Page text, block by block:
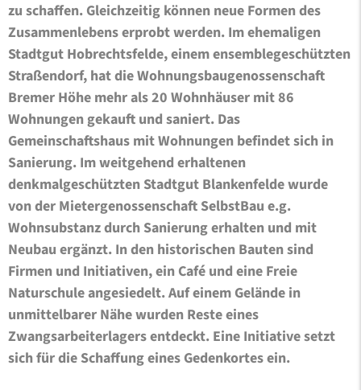
zu schaffen. Gleichzeitig können neue Formen des
Zusammenlebens erprobt werden. Im ehemaligen
Stadtgut Hobrechtsfelde, einem ensemblegeschützten
Straßendorf, hat die Wohnungsbaugenossenschaft
Bremer Höhe mehr als 20 Wohnhäuser mit 86
Wohnungen gekauft und saniert. Das
Gemeinschaftshaus mit Wohnungen befindet sich in
Sanierung. Im weitgehend erhaltenen
denkmalgeschützten Stadtgut Blankenfelde wurde
von der Mietergenossenschaft SelbstBau e.g.
Wohnsubstanz durch Sanierung erhalten und mit
Neubau ergänzt. In den historischen Bauten sind
Firmen und Initiativen, ein Café und eine Freie
Naturschule angesiedelt. Auf einem Gelände in
unmittelbarer Nähe wurden Reste eines
Zwangsarbeiterlagers entdeckt. Eine Initiative setzt
sich für die Schaffung eines Gedenkortes ein.